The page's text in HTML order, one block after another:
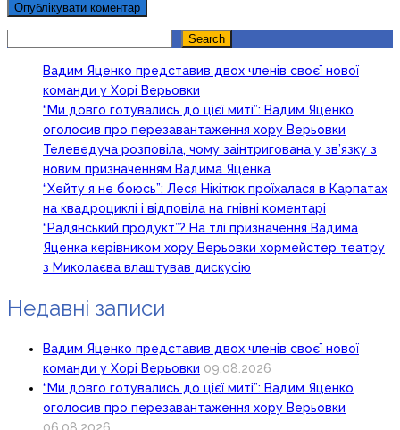
Search
Вадим Яценко представив двох членів своєї нової
команди у Хорі Верьовки
“Ми довго готувались до цієї миті”: Вадим Яценко
оголосив про перезавантаження хору Верьовки
Телеведуча розповіла, чому заінтригована у зв’язку з
новим призначенням Вадима Яценка
“Хейту я не боюсь”: Леся Нікітюк проїхалася в Карпатах
на квадроциклі і відповіла на гнівні коментарі
“Радянський продукт”? На тлі призначення Вадима
Яценка керівником хору Верьовки хормейстер театру
з Миколаєва влаштував дискусію
Недавні записи
Вадим Яценко представив двох членів своєї нової
команди у Хорі Верьовки 09.08.2026
“Ми довго готувались до цієї миті”: Вадим Яценко
оголосив про перезавантаження хору Верьовки